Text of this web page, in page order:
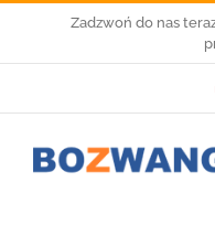
Zadzwoń do nas